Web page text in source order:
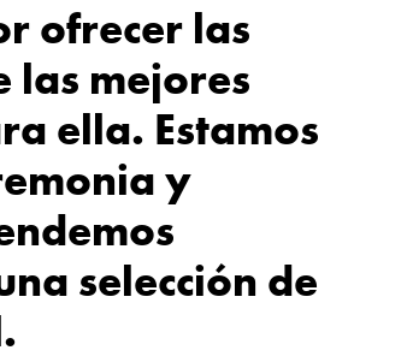
ofrecer las
las mejores
ella. Estamos
y
selección de